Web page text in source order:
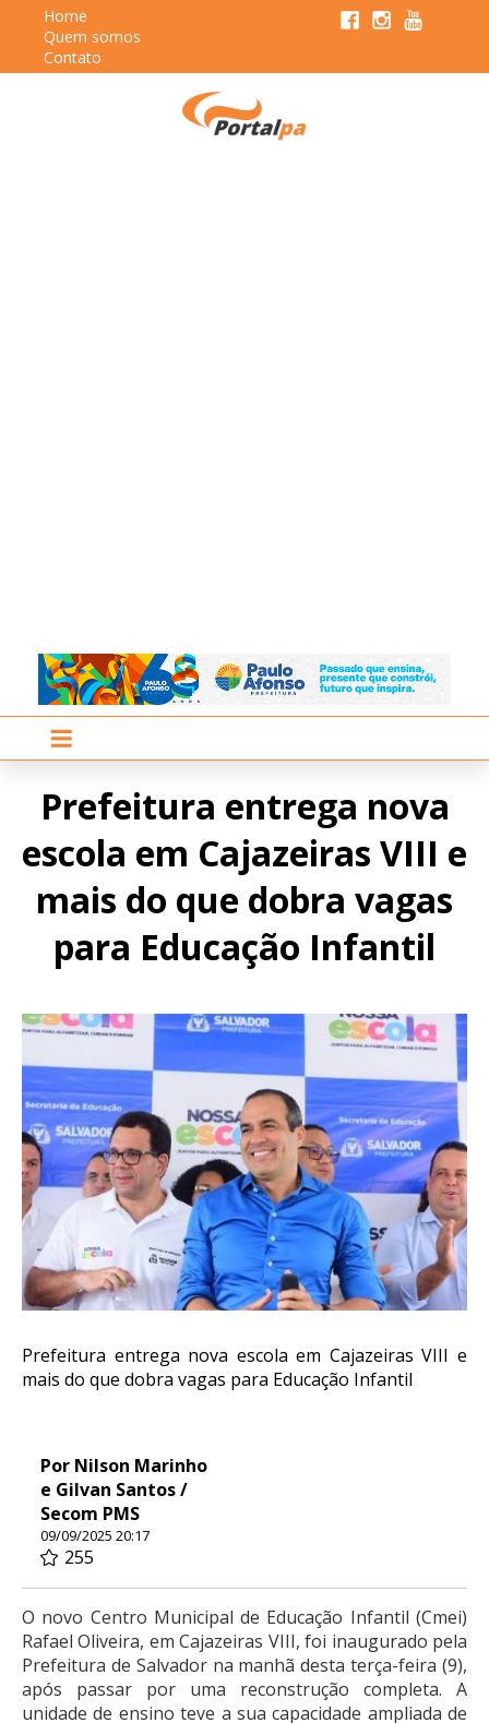
Home
Quem somos
Contato
Prefeitura entrega nova
escola em Cajazeiras VIII e
mais do que dobra vagas
para Educação Infantil
Prefeitura entrega nova escola em Cajazeiras VIII e
mais do que dobra vagas para Educação Infantil
Por Nilson Marinho
e Gilvan Santos /
Secom PMS
09/09/2025 20:17
255
O novo Centro Municipal de Educação Infantil (Cmei)
Rafael Oliveira, em Cajazeiras VIII, foi inaugurado pela
Prefeitura de Salvador na manhã desta terça-feira (9),
após passar por uma reconstrução completa. A
unidade de ensino teve a sua capacidade ampliada de